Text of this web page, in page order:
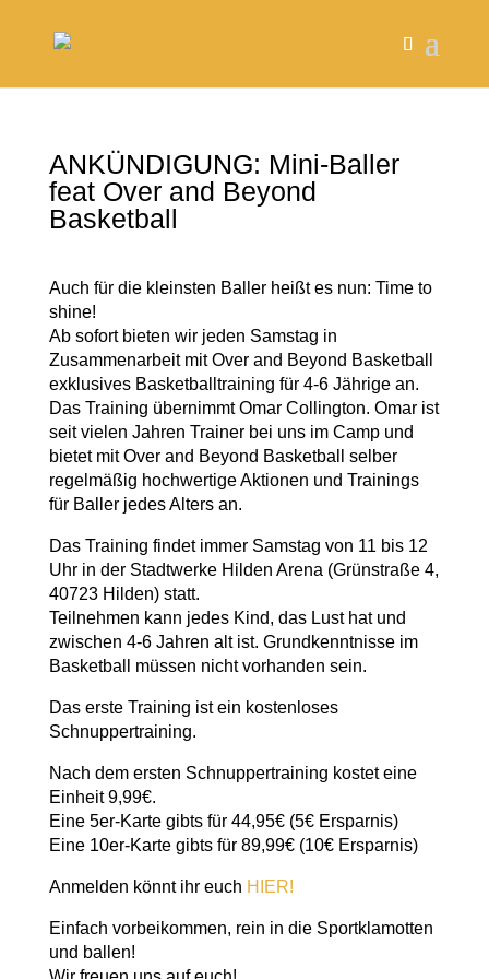
ANKÜNDIGUNG: Mini-Baller
feat Over and Beyond
Basketball
Auch für die kleinsten Baller heißt es nun: Time to
shine!
Ab sofort bieten wir jeden Samstag in
Zusammenarbeit mit Over and Beyond Basketball
exklusives Basketballtraining für 4-6 Jährige an.
Das Training übernimmt Omar Collington. Omar ist
seit vielen Jahren Trainer bei uns im Camp und
bietet mit Over and Beyond Basketball selber
regelmäßig hochwertige Aktionen und Trainings
für Baller jedes Alters an.
Das Training findet immer Samstag von 11 bis 12
Uhr in der Stadtwerke Hilden Arena (Grünstraße 4,
40723 Hilden) statt.
Teilnehmen kann jedes Kind, das Lust hat und
zwischen 4-6 Jahren alt ist. Grundkenntnisse im
Basketball müssen nicht vorhanden sein.
Das erste Training ist ein kostenloses
Schnuppertraining.
Nach dem ersten Schnuppertraining kostet eine
Einheit 9,99€.
Eine 5er-Karte gibts für 44,95€ (5€ Ersparnis)
Eine 10er-Karte gibts für 89,99€ (10€ Ersparnis)
Anmelden könnt ihr euch HIER!
Einfach vorbeikommen, rein in die Sportklamotten
und ballen!